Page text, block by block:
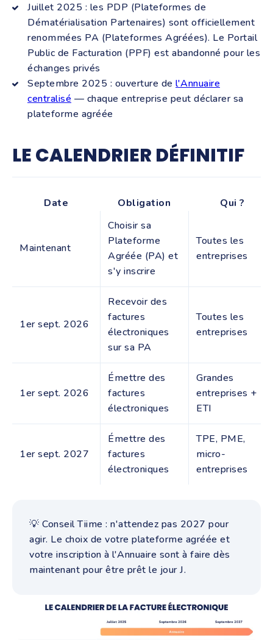
Juillet 2025 : les PDP (Plateformes de
Dématérialisation Partenaires) sont officiellement
renommées PA (Plateformes Agréées). Le Portail
Public de Facturation (PPF) est abandonné pour les
échanges privés
Septembre 2025 : ouverture de l'Annuaire
centralisé — chaque entreprise peut déclarer sa
plateforme agréée
LE CALENDRIER DÉFINITIF
Date Obligation Qui ?
Maintenant
Choisir sa
Plateforme
Agréée (PA) et
s'y inscrire
Toutes les
entreprises
1er sept. 2026
Recevoir des
factures
électroniques
sur sa PA
Toutes les
entreprises
1er sept. 2026
Émettre des
factures
électroniques
Grandes
entreprises +
ETI
1er sept. 2027
Émettre des
factures
électroniques
TPE, PME,
micro-
entreprises
💡 Conseil Tiime : n'attendez pas 2027 pour
agir. Le choix de votre plateforme agréée et
votre inscription à l'Annuaire sont à faire dès
maintenant pour être prêt le jour J.